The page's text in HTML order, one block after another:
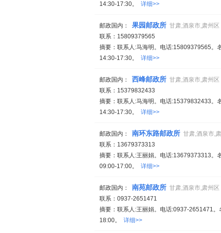
14:30-17:30。 详细>>
邮政国内： 果园邮政所 甘肃,酒泉市,肃州区
联系：15809379565
摘要：联系人:马海明。电话:15809379565。
14:30-17:30。 详细>>
邮政国内： 西峰邮政所 甘肃,酒泉市,肃州区
联系：15379832433
摘要：联系人:马海明。电话:15379832433。
14:30-17:30。 详细>>
邮政国内： 南环东路邮政所 甘肃,酒泉市,
联系：13679373313
摘要：联系人:王丽娟。电话:13679373313。
09:00-17:00。 详细>>
邮政国内： 南苑邮政所 甘肃,酒泉市,肃州区
联系：0937-2651471
摘要：联系人:王丽娟。电话:0937-2651471
18:00。 详细>>